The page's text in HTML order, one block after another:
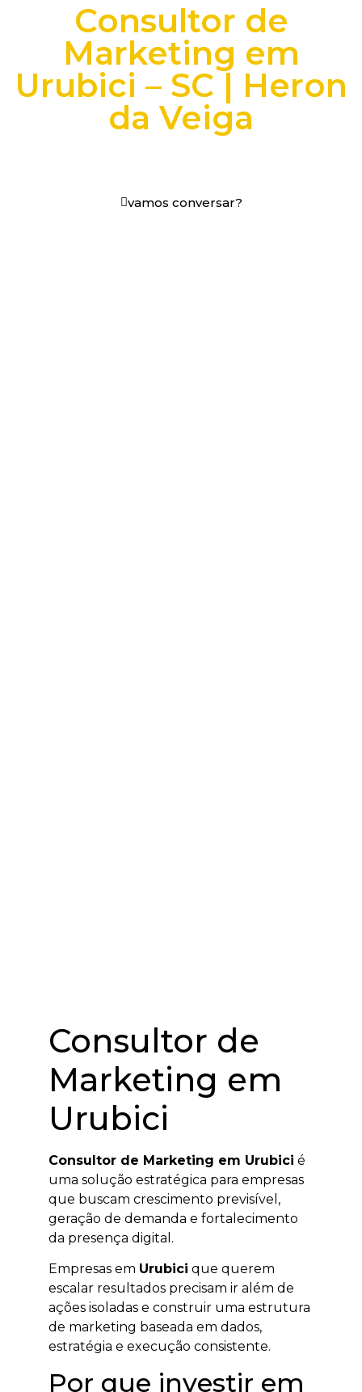
Consultor de
Marketing em
Urubici – SC | Heron
da Veiga
vamos conversar?
Consultor de
Marketing em
Urubici
Consultor de Marketing em Urubici é
uma solução estratégica para empresas
que buscam crescimento previsível,
geração de demanda e fortalecimento
da presença digital.
Empresas em Urubici que querem
escalar resultados precisam ir além de
ações isoladas e construir uma estrutura
de marketing baseada em dados,
estratégia e execução consistente.
Por que investir em